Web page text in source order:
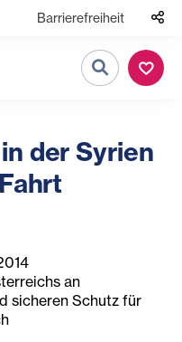
Barrierefreiheit
Suche
der Syrien
an
sicheren Schutz für